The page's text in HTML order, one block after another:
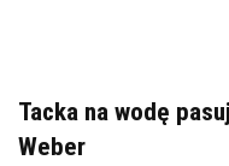
Tacka na wodę
Weber